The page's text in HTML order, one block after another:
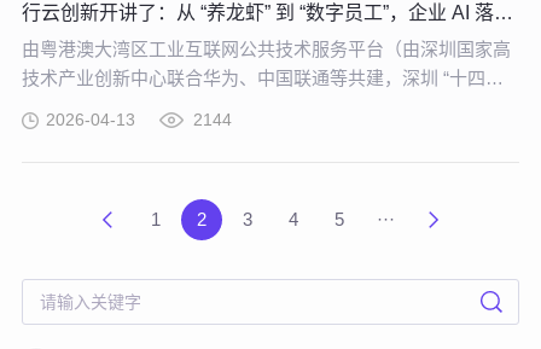
行云创新开讲了：从 “养龙虾” 到 “数字员工”，企业 AI 落地实战培训！
由粤港澳大湾区工业互联网公共技术服务平台（由深圳国家高
技术产业创新中心联合华为、中国联通等共建，深圳 “十四五”
——企业智能应用落地路径与实践】专题培训，将于 4 月 21
2026-04-13 2144
1 2 3 4 5 ···